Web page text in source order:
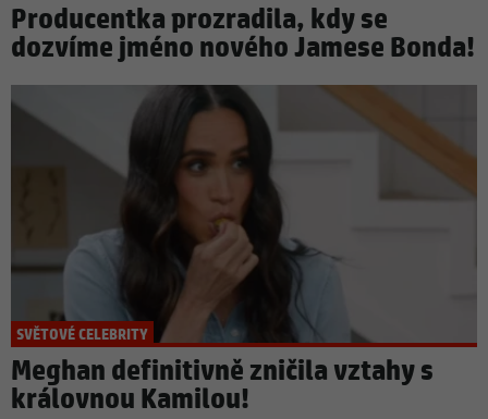
Producentka prozradila, kdy se
dozvíme jméno nového Jamese Bonda!
SVĚTOVÉ CELEBRITY
Meghan definitivně zničila vztahy s
královnou Kamilou!